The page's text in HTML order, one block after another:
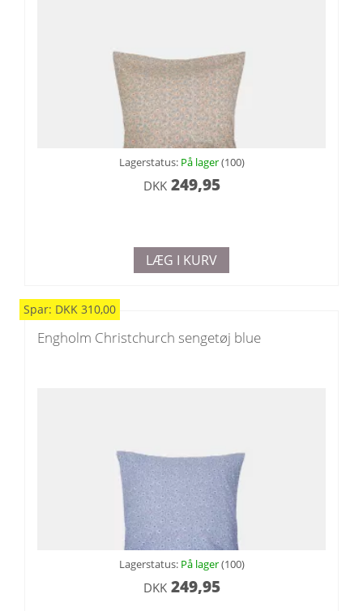
Lagerstatus: På lager(100)
DKK249,95
LÆG I KURV
Spar: DKK 310,00
Engholm Christchurch sengetøj blue
Lagerstatus: På lager(100)
DKK249,95